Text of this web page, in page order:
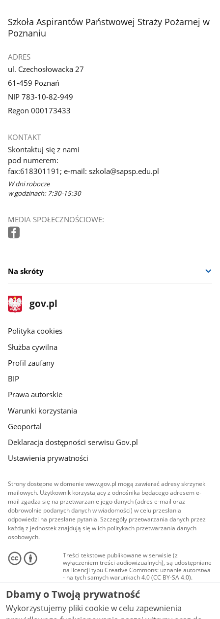
stopka
Szkoła Aspirantów Państwowej Straży Pożarnej w
Poznaniu
ADRES
ul. Czechosłowacka 27
61-459 Poznań
NIP 783-10-82-949
Regon 000173433
KONTAKT
Skontaktuj się z nami
pod numerem:
fax:618301191; e-mail: szkola@sapsp.edu.pl
W dni robocze
w godzinach: 7:30-15:30
MEDIA SPOŁECZNOŚCIOWE:
Na skróty
stopka
gov.pl
Strona
gov.pl
gov.pl
Polityka cookies
Służba cywilna
Profil zaufany
BIP
Prawa autorskie
Warunki korzystania
Geoportal
Deklaracja dostępności serwisu Gov.pl
Ustawienia prywatności
Strony dostępne w domenie www.gov.pl mogą zawierać adresy skrzynek
mailowych. Użytkownik korzystający z odnośnika będącego adresem e-
mail zgadza się na przetwarzanie jego danych (adres e-mail oraz
dobrowolnie podanych danych w wiadomości) w celu przesłania
odpowiedzi na przesłane pytania. Szczegóły przetwarzania danych przez
każdą z jednostek znajdują się w ich politykach przetwarzania danych
osobowych.
Treści tekstowe publikowane w serwisie (z
wyłączeniem treści audiowizualnych), są udostępniane
na licencji typu Creative Commons: uznanie autorstwa
- na tych samych warunkach 4.0 (CC BY-SA 4.0).
Materiały audiowizualne, w tym zdjęcia, materiały
audio i wideo, są udostępniane na licencji typu
Creative Commons: uznanie autorstwa użycie
niekomercyjne - bez utworów zależnych 4.0 (CC BY-
NC-ND 4.0), o ile nie jest to stwierdzone inaczej.
Dbamy o Twoją prywatność
Wykorzystujemy pliki cookie w celu zapewnienia